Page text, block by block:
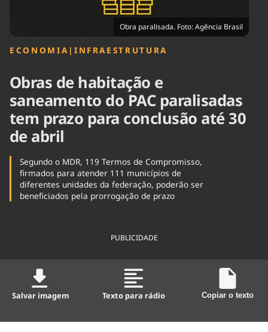
Obra paralisada. Foto: Agência Brasil
ECONOMIA | INFRAESTRUTURA
Obras de habitação e
saneamento do PAC paralisadas
tem prazo para conclusão até 30
de abril
Segundo o MDR, 119 Termos de Compromisso,
firmados para atender 111 municípios de
diferentes unidades da federação, poderão ser
beneficiados pela prorrogação de prazo
PUBLICIDADE
Salvar imagem Texto para rádio Copiar o texto